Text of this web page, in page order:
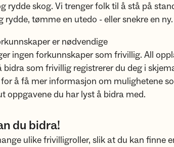
rydde skog. Vi trenger folk til å stå på
rydde, tømme en utedo - eller snekre en ny.
er nødvendige
ingen forkunnskaper som frivillig. All
bidra som frivillig registrerer du deg i
å få mer informasjon om mulighetene
oppgavene du har lyst å bidra med.
du bidra!
ulike frivilligroller, slik at du kan finne